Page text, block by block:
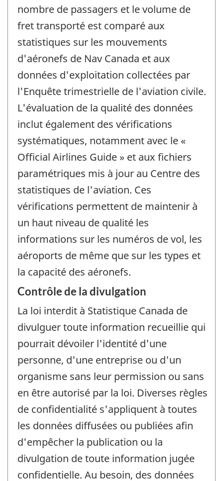
nombre de passagers et le volume de
fret transporté est comparé aux
statistiques sur les mouvements
d'aéronefs de Nav Canada et aux
données d'exploitation collectées par
l'Enquête trimestrielle de l'aviation civile.
L'évaluation de la qualité des données
inclut également des vérifications
systématiques, notamment avec le «
Official Airlines Guide » et aux fichiers
paramétriques mis à jour au Centre des
statistiques de l'aviation. Ces
vérifications permettent de maintenir à
un haut niveau de qualité les
informations sur les numéros de vol, les
aéroports de même que sur les types et
la capacité des aéronefs.
Contrôle de la divulgation
La loi interdit à Statistique Canada de
divulguer toute information recueillie qui
pourrait dévoiler l'identité d'une
personne, d'une entreprise ou d'un
organisme sans leur permission ou sans
en être autorisé par la loi. Diverses règles
de confidentialité s'appliquent à toutes
les données diffusées ou publiées afin
d'empêcher la publication ou la
divulgation de toute information jugée
confidentielle. Au besoin, des données